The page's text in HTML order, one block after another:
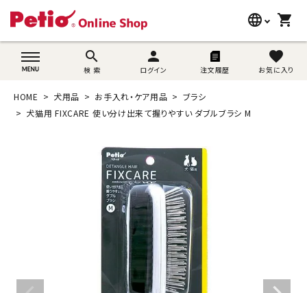
language
wovn-lang-name
shopping_cart
search
検 索
person
ログイン 注文履歴
favorite
お気に入り
search
猫用品
ブランド別に探す
目的別に探す
HOME 犬用品 お手入れ・ケア用品
ブラシ
犬猫用 FIXCARE 使い分け出来て握りやすい ダブルブラシ M